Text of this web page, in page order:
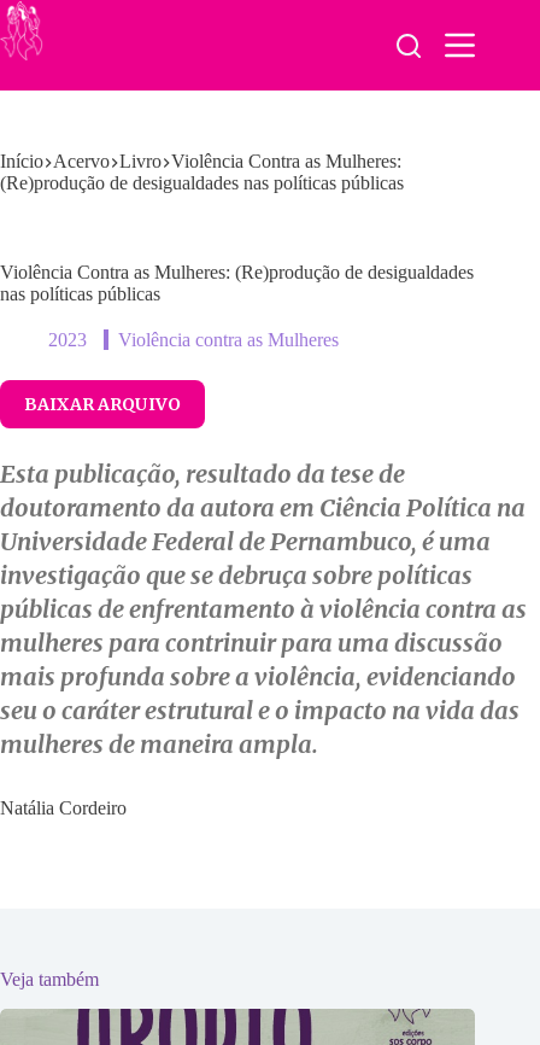
Pular
para
o
Início Acervo Livro Violência Contra as Mulheres:
(Re)produção de desigualdades nas políticas públicas
Violência Contra as Mulheres: (Re)produção de desigualdades
nas políticas públicas
2023 Violência contra as Mulheres
BAIXAR ARQUIVO
Esta publicação, resultado da tese de
doutoramento da autora em Ciência Política na
Universidade Federal de Pernambuco, é uma
investigação que se debruça sobre políticas
públicas de enfrentamento à violência contra as
mulheres para contrinuir para uma discussão
mais profunda sobre a violência, evidenciando
seu o caráter estrutural e o impacto na vida das
mulheres de maneira ampla.
Natália Cordeiro
Veja também